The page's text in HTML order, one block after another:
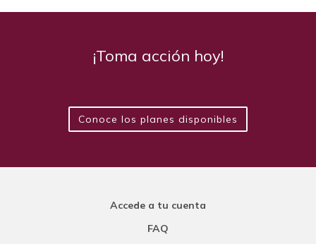
¡Toma acción hoy!
Conoce los planes disponibles
Accede a tu cuenta
FAQ